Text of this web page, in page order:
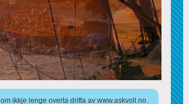
ikkje lenge overta drifta av www.askvoll.no.